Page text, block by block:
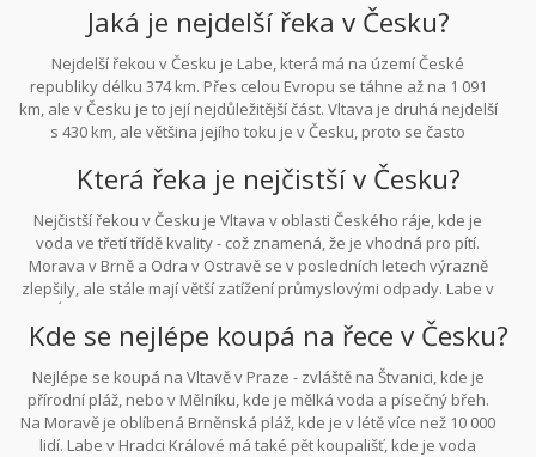
Jaká je nejdelší řeka v Česku?
Nejdelší řekou v Česku je Labe, která má na území České
republiky délku 374 km. Přes celou Evropu se táhne až na 1 091
km, ale v Česku je to její nejdůležitější část. Vltava je druhá nejdelší
s 430 km, ale většina jejího toku je v Česku, proto se často
Která řeka je nejčistší v Česku?
Nejčistší řekou v Česku je Vltava v oblasti Českého ráje, kde je
voda ve třetí třídě kvality - což znamená, že je vhodná pro pítí.
Morava v Brně a Odra v Ostravě se v posledních letech výrazně
zlepšily, ale stále mají větší zatížení průmyslovými odpady. Labe v
Ústí nad Labem je stále v druhé třídě, což znamená, že je
bezpečná pro koupání, ale ne pro pitnou vodu.
Kde se nejlépe koupá na řece v Česku?
Nejlépe se koupá na Vltavě v Praze - zvláště na Štvanici, kde je
přírodní pláž, nebo v Mělníku, kde je mělká voda a písečný břeh.
Na Moravě je oblíbená Brněnská pláž, kde je v létě více než 10 000
lidí. Labe v Hradci Králové má také pět koupališť, kde je voda